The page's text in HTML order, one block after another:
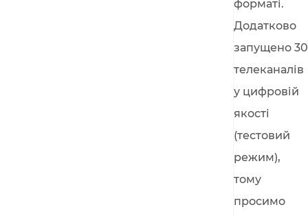
форматі.
Додатково
запущено 30
телеканалів
у цифровій
якості
(тестовий
режим),
тому
просимо